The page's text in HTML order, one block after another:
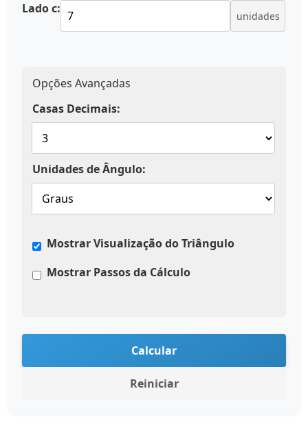
Lado c: unidades
Opções Avançadas
Casas Decimais:
Unidades de Ângulo:
Mostrar Visualização do Triângulo
Mostrar Passos da Cálculo
Calcular
Reiniciar